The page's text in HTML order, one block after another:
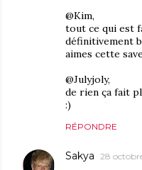
@Kim,
tout ce qui est
définitivement
aimes cette
@Julyjoly,
de rien ça fait
:)
RÉPONDRE
Sakya 28